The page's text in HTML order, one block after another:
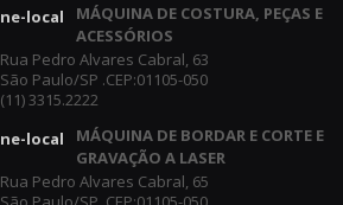
MÁQUINA DE COSTURA, PEÇAS E
ACESSÓRIOS
Rua Pedro Alvares Cabral, 63
São Paulo/SP .CEP:01105-050
(11) 3315.2222
MÁQUINA DE BORDAR E CORTE E
GRAVAÇÃO A LASER
Rua Pedro Alvares Cabral, 65